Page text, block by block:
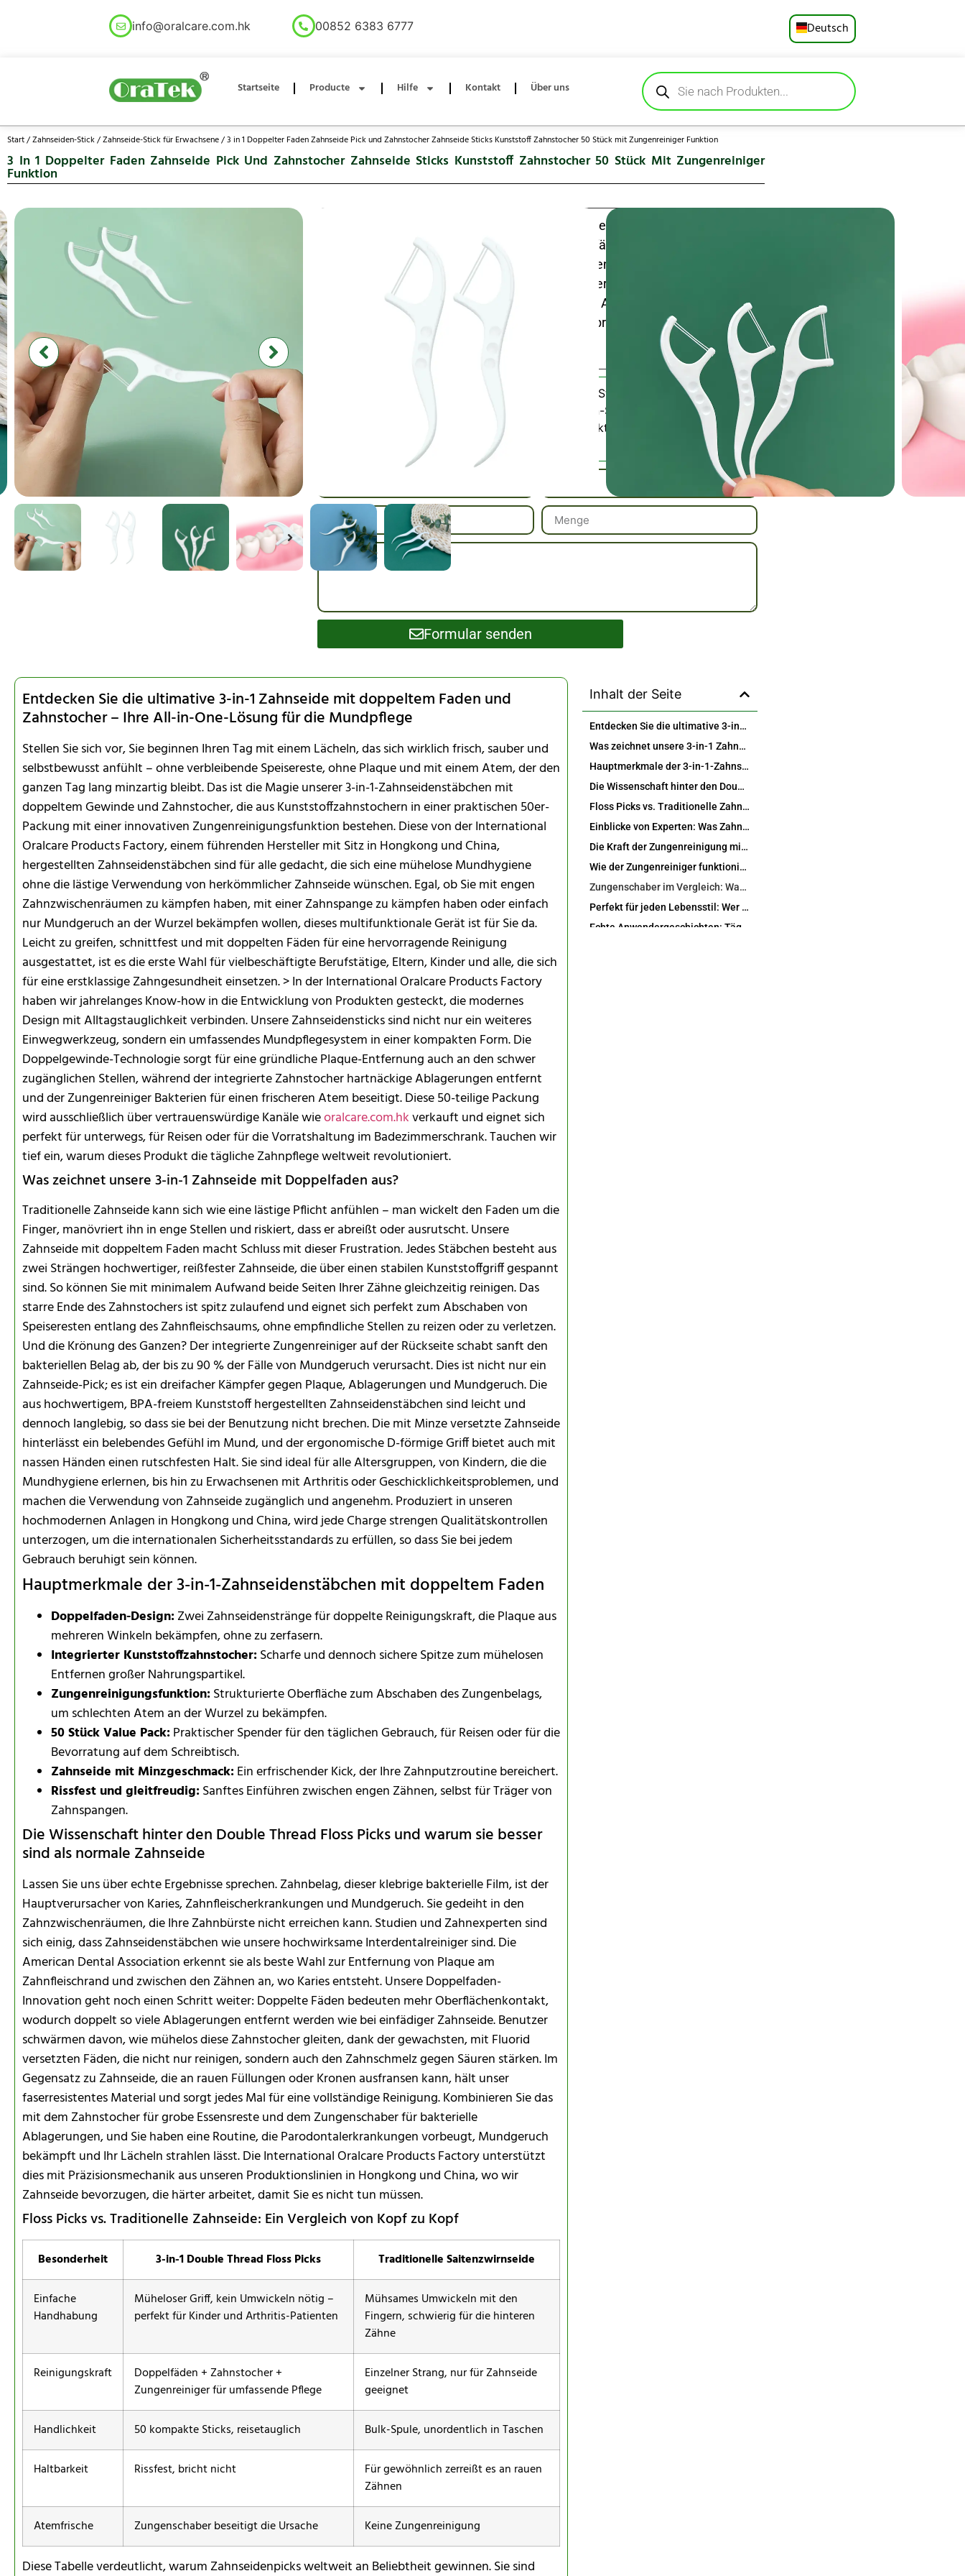
info@oralcare.com.hk 00852 6383 6777
Deutsch
Русский
Español
Português
Startseite Producte Hilfe Kontakt Über uns
Start/Zahnseiden-Stick/Zahnseide-Stick für Erwachsene/ 3 in 1 Doppelter Faden Zahnseide Pick und Zahnstocher Zahnseide Sticks Kunststoff Zahnstocher 50 Stück mit Zungenreiniger Funktion
3 In 1 Doppelter Faden Zahnseide Pick Und Zahnstocher Zahnseide Sticks Kunststoff Zahnstocher 50 Stück Mit Zungenreiniger
Funktion
-in-1-Doppelfaden-Zahnseide mit integriertem Zahnstocher und
Zungenreiniger, 50 Stück pro Packung. Zweifädige Zahnseide entfernt
Plaque effektiv zwischen den Zähnen, während der spitz zulaufende
Zahnstocher auch enge Stellen erreicht; ergonomischer Griff und
Zungenschaber sorgen für frischen Atem; strapazierfähige
Kunststoffkonstruktion für den einmaligen Gebrauch – ideal für Reisen,
Büro und die tägliche Mundpflege.
Zahnseide-Stick für Erwachsene
Zahnseiden-Stick
Bitte kontaktieren Sie uns
Formular senden
Entdecken Sie die ultimative 3-in-1 Zahnseide mit doppeltem Faden und
Zahnstocher – Ihre All-in-One-Lösung für die Mundpflege
Stellen Sie sich vor, Sie beginnen Ihren Tag mit einem Lächeln, das sich wirklich frisch, sauber und
selbstbewusst anfühlt – ohne verbleibende Speisereste, ohne Plaque und mit einem Atem, der den
ganzen Tag lang minzartig bleibt. Das ist die Magie unserer 3-in-1-Zahnseidenstäbchen mit
doppeltem Gewinde und Zahnstocher, die aus Kunststoffzahnstochern in einer praktischen 50er-
Packung mit einer innovativen Zungenreinigungsfunktion bestehen. Diese von der International
Oralcare Products Factory, einem führenden Hersteller mit Sitz in Hongkong und China,
hergestellten Zahnseidenstäbchen sind für alle gedacht, die sich eine mühelose Mundhygiene
ohne die lästige Verwendung von herkömmlicher Zahnseide wünschen. Egal, ob Sie mit engen
Zahnzwischenräumen zu kämpfen haben, mit einer Zahnspange zu kämpfen haben oder einfach
nur Mundgeruch an der Wurzel bekämpfen wollen, dieses multifunktionale Gerät ist für Sie da.
Leicht zu greifen, schnittfest und mit doppelten Fäden für eine hervorragende Reinigung
ausgestattet, ist es die erste Wahl für vielbeschäftigte Berufstätige, Eltern, Kinder und alle, die sich
für eine erstklassige Zahngesundheit einsetzen. > In der International Oralcare Products Factory
haben wir jahrelanges Know-how in die Entwicklung von Produkten gesteckt, die modernes
Design mit Alltagstauglichkeit verbinden. Unsere Zahnseidensticks sind nicht nur ein weiteres
Einwegwerkzeug, sondern ein umfassendes Mundpflegesystem in einer kompakten Form. Die
Doppelgewinde-Technologie sorgt für eine gründliche Plaque-Entfernung auch an den schwer
zugänglichen Stellen, während der integrierte Zahnstocher hartnäckige Ablagerungen entfernt
und der Zungenreiniger Bakterien für einen frischeren Atem beseitigt. Diese 50-teilige Packung
wird ausschließlich über vertrauenswürdige Kanäle wieoralcare.com.hkverkauft und eignet sich
perfekt für unterwegs, für Reisen oder für die Vorratshaltung im Badezimmerschrank. Tauchen wir
tief ein, warum dieses Produkt die tägliche Zahnpflege weltweit revolutioniert.
Was zeichnet unsere 3-in-1 Zahnseide mit Doppelfaden aus?
Traditionelle Zahnseide kann sich wie eine lästige Pflicht anfühlen – man wickelt den Faden um die
Finger, manövriert ihn in enge Stellen und riskiert, dass er abreißt oder ausrutscht. Unsere
Zahnseide mit doppeltem Faden macht Schluss mit dieser Frustration. Jedes Stäbchen besteht aus
zwei Strängen hochwertiger, reißfester Zahnseide, die über einen stabilen Kunststoffgriff gespannt
sind. So können Sie mit minimalem Aufwand beide Seiten Ihrer Zähne gleichzeitig reinigen. Das
starre Ende des Zahnstochers ist spitz zulaufend und eignet sich perfekt zum Abschaben von
Speiseresten entlang des Zahnfleischsaums, ohne empfindliche Stellen zu reizen oder zu verletzen.
Und die Krönung des Ganzen? Der integrierte Zungenreiniger auf der Rückseite schabt sanft den
bakteriellen Belag ab, der bis zu 90 % der Fälle von Mundgeruch verursacht. Dies ist nicht nur ein
Zahnseide-Pick; es ist ein dreifacher Kämpfer gegen Plaque, Ablagerungen und Mundgeruch. Die
aus hochwertigem, BPA-freiem Kunststoff hergestellten Zahnseidenstäbchen sind leicht und
dennoch langlebig, so dass sie bei der Benutzung nicht brechen. Die mit Minze versetzte Zahnseide
hinterlässt ein belebendes Gefühl im Mund, und der ergonomische D-förmige Griff bietet auch mit
nassen Händen einen rutschfesten Halt. Sie sind ideal für alle Altersgruppen, von Kindern, die die
Mundhygiene erlernen, bis hin zu Erwachsenen mit Arthritis oder Geschicklichkeitsproblemen, und
machen die Verwendung von Zahnseide zugänglich und angenehm. Produziert in unseren
hochmodernen Anlagen in Hongkong und China, wird jede Charge strengen Qualitätskontrollen
unterzogen, um die internationalen Sicherheitsstandards zu erfüllen, so dass Sie bei jedem
Gebrauch beruhigt sein können.
Hauptmerkmale der 3-in-1-Zahnseidenstäbchen mit doppeltem Faden
Doppelfaden-Design:Zwei Zahnseidenstränge für doppelte Reinigungskraft, die Plaque aus
mehreren Winkeln bekämpfen, ohne zu zerfasern.
Integrierter Kunststoffzahnstocher:Scharfe und dennoch sichere Spitze zum mühelosen
Entfernen großer Nahrungspartikel.
Zungenreinigungsfunktion:Strukturierte Oberfläche zum Abschaben des Zungenbelags,
um schlechten Atem an der Wurzel zu bekämpfen.
50 Stück Value Pack:Praktischer Spender für den täglichen Gebrauch, für Reisen oder für die
Bevorratung auf dem Schreibtisch.
Zahnseide mit Minzgeschmack:Ein erfrischender Kick, der Ihre Zahnputzroutine bereichert.
Rissfest und gleitfreudig:Sanftes Einführen zwischen engen Zähnen, selbst für Träger von
Zahnspangen.
Die Wissenschaft hinter den Double Thread Floss Picks und warum sie besser
sind als normale Zahnseide
Lassen Sie uns über echte Ergebnisse sprechen. Zahnbelag, dieser klebrige bakterielle Film, ist der
Hauptverursacher von Karies, Zahnfleischerkrankungen und Mundgeruch. Sie gedeiht in den
Zahnzwischenräumen, die Ihre Zahnbürste nicht erreichen kann. Studien und Zahnexperten sind
sich einig, dass Zahnseidenstäbchen wie unsere hochwirksame Interdentalreiniger sind. Die
American Dental Association erkennt sie als beste Wahl zur Entfernung von Plaque am
Zahnfleischrand und zwischen den Zähnen an, wo Karies entsteht. Unsere Doppelfaden-
Innovation geht noch einen Schritt weiter: Doppelte Fäden bedeuten mehr Oberflächenkontakt,
wodurch doppelt so viele Ablagerungen entfernt werden wie bei einfädiger Zahnseide. Benutzer
schwärmen davon, wie mühelos diese Zahnstocher gleiten, dank der gewachsten, mit Fluorid
versetzten Fäden, die nicht nur reinigen, sondern auch den Zahnschmelz gegen Säuren stärken. Im
Gegensatz zu Zahnseide, die an rauen Füllungen oder Kronen ausfransen kann, hält unser
faserresistentes Material und sorgt jedes Mal für eine vollständige Reinigung. Kombinieren Sie das
mit dem Zahnstocher für grobe Essensreste und dem Zungenschaber für bakterielle
Ablagerungen, und Sie haben eine Routine, die Parodontalerkrankungen vorbeugt, Mundgeruch
bekämpft und Ihr Lächeln strahlen lässt. Die International Oralcare Products Factory unterstützt
dies mit Präzisionsmechanik aus unseren Produktionslinien in Hongkong und China, wo wir
Zahnseide bevorzugen, die härter arbeitet, damit Sie es nicht tun müssen.
Floss Picks vs. Traditionelle Zahnseide: Ein Vergleich von Kopf zu Kopf
Besonderheit 3-in-1 Double Thread Floss Picks Traditionelle Saitenzwirnseide
Einfache
Handhabung
Müheloser Griff, kein Umwickeln nötig –
perfekt für Kinder und Arthritis-Patienten
Mühsames Umwickeln mit den
Fingern, schwierig für die hinteren
Zähne
Reinigungskraft
Doppelfäden + Zahnstocher +
Zungenreiniger für umfassende Pflege
Einzelner Strang, nur für Zahnseide
geeignet
Handlichkeit 50 kompakte Sticks, reisetauglich Bulk-Spule, unordentlich in Taschen
Haltbarkeit Rissfest, bricht nicht
Für gewöhnlich zerreißt es an rauen
Zähnen
Atemfrische Zungenschaber beseitigt die Ursache Keine Zungenreinigung
Diese Tabelle verdeutlicht, warum Zahnseidenpicks weltweit an Beliebtheit gewinnen. Sie sind
Inhalt der Seite
Entdecken Sie die ultimative 3-in-1 Zahnseide mit doppeltem Faden und Zahnstocher – Ihre All-in-One-Lösung für die Mundpflege
Was zeichnet unsere 3-in-1 Zahnseide mit Doppelfaden aus?
Hauptmerkmale der 3-in-1-Zahnseidenstäbchen mit doppeltem Faden
Die Wissenschaft hinter den Double Thread Floss Picks und warum sie besser sind als normale Zahnseide
Floss Picks vs. Traditionelle Zahnseide: Ein Vergleich von Kopf zu Kopf
Einblicke von Experten: Was Zahnärzte über multifunktionale Zahnseidenwerkzeuge sagen
Die Kraft der Zungenreinigung mit unserem eingebauten Schaber entfalten
Wie der Zungenreiniger funktioniert und seine bewährten Vorteile
Zungenschaber im Vergleich: Warum wir uns auszeichnen
Perfekt für jeden Lebensstil: Wer sollte diese Zahnseidenstäbchen benutzen?